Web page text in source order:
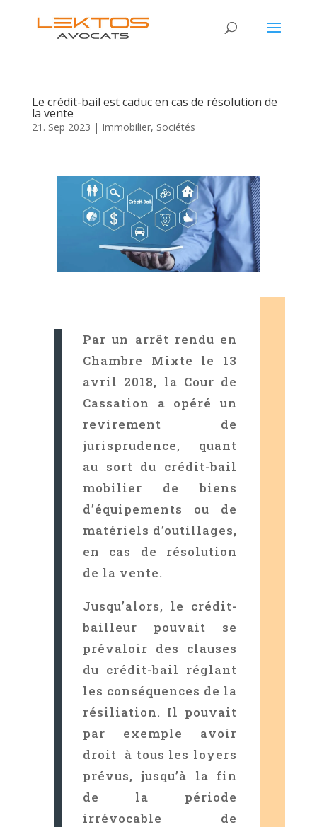
Le crédit-bail est caduc en cas de résolution de
la vente
21. Sep 2023 | Immobilier, Sociétés
Par un arrêt rendu en
Chambre Mixte le 13
avril 2018, la Cour de
Cassation a opéré un
revirement de
jurisprudence, quant
au sort du crédit-bail
mobilier de biens
d’équipements ou de
matériels d’outillages,
en cas de résolution
de la vente.
Jusqu’alors, le crédit-
bailleur pouvait se
prévaloir des clauses
du crédit-bail réglant
les conséquences de la
résiliation. Il pouvait
par exemple avoir
droit à tous les loyers
prévus, jusqu’à la fin
de la période
irrévocable de